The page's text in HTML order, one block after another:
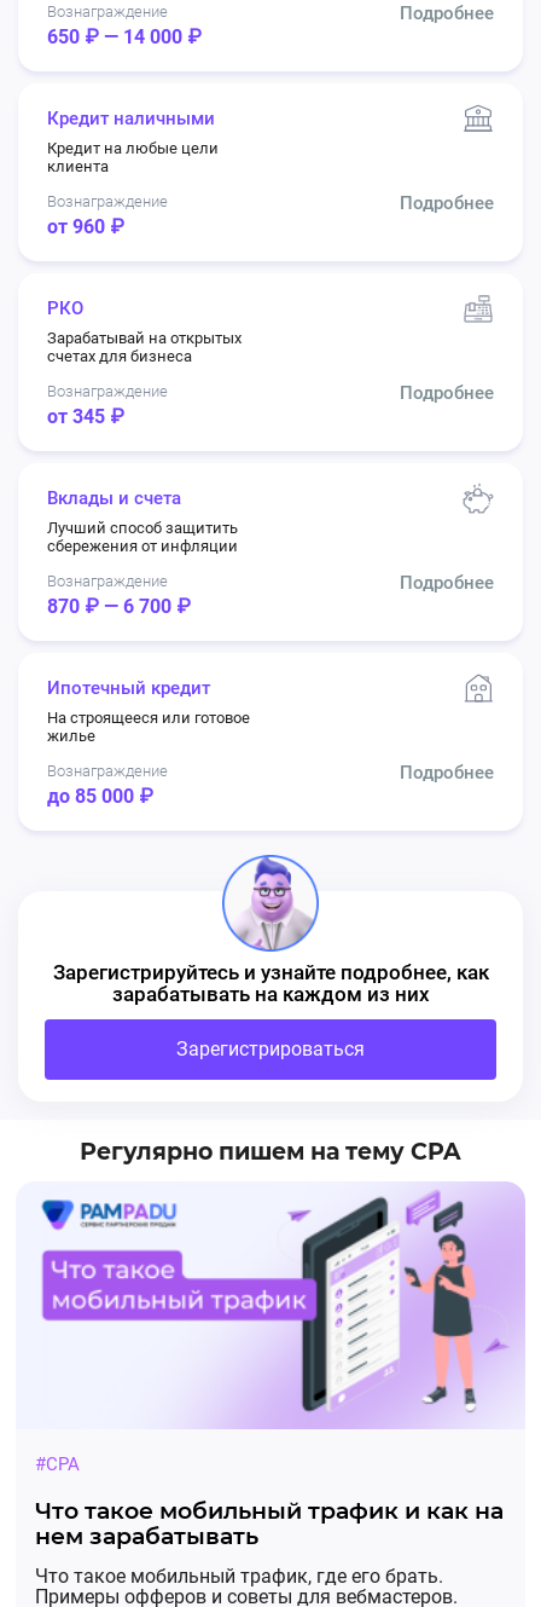
Вознаграждение
650 ₽ — 14 000 ₽
Подробнее
Кредит наличными
Кредит на любые цели
клиента
Вознаграждение
от 960 ₽
Подробнее
РКО
Зарабатывай на открытых
счетах для бизнеса
Вознаграждение
от 345 ₽
Подробнее
Вклады и счета
Лучший способ защитить
сбережения от инфляции
Вознаграждение
870 ₽ — 6 700 ₽
Подробнее
Ипотечный кредит
На строящееся или готовое
жилье
Вознаграждение
до 85 000 ₽
Подробнее
Зарегистрируйтесь и узнайте подробнее, как
зарабатывать на каждом из них
Зарегистрироваться
Регулярно пишем на тему CPA
#CPA
Что такое мобильный трафик и как на
нем зарабатывать
Что такое мобильный трафик, где его брать.
Примеры офферов и советы для вебмастеров.